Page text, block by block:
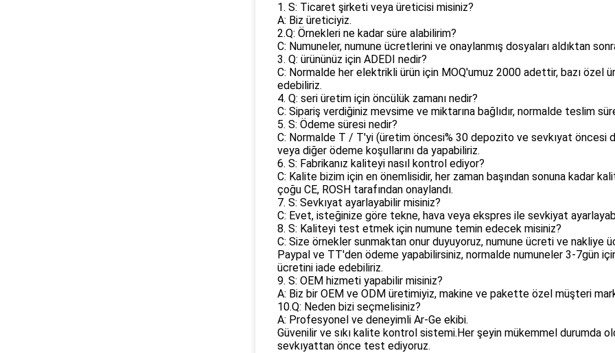
1. S: Ticaret şirketi veya üreticisi misiniz?
A: Biz üreticiyiz.
2.Q: Örnekleri ne kadar süre alabilirim?
C: Numuneler, numune ücretlerini ve onaylanmış dosyaları aldıktan
3. Q: ürününüz için ADEDI nedir?
C: Normalde her elektrikli ürün için MOQ'umuz 2000 adettir, bazı
edebiliriz.
4. Q: seri üretim için öncülük zamanı nedir?
C: Sipariş verdiğiniz mevsime ve miktarına bağlıdır, normalde teslim
5. S: Ödeme süresi nedir?
C: Normalde T / T'yi (üretim öncesi% 30 depozito ve sevkıyat öncesi
veya diğer ödeme koşullarını da yapabiliriz.
6. S: Fabrikanız kaliteyi nasıl kontrol ediyor?
C: Kalite bizim için en önemlisidir, her zaman başından sonuna kadar
çoğu CE, ROSH tarafından onaylandı.
7. S: Sevkıyat ayarlayabilir misiniz?
C: Evet, isteğinize göre tekne, hava veya ekspres ile sevkiyat
8. S: Kaliteyi test etmek için numune temin edecek misiniz?
C: Size örnekler sunmaktan onur duyuyoruz, numune ücreti ve nakliye
Paypal ve TT'den ödeme yapabilirsiniz, normalde numuneler 3-7gün
ücretini iade edebiliriz.
9. S: OEM hizmeti yapabilir misiniz?
A: Biz bir OEM ve ODM üretimiyiz, makine ve pakette özel müşteri
10.Q: Neden bizi seçmelisiniz?
A: Profesyonel ve deneyimli Ar-Ge ekibi.
Güvenilir ve sıkı kalite kontrol sistemi.Her şeyin mükemmel durumda
sevkıyattan önce test ediyoruz.